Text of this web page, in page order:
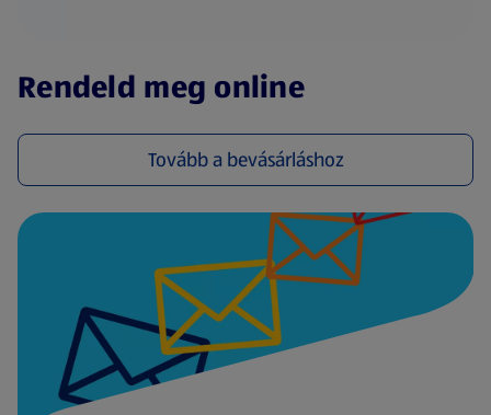
Rendeld meg online
Tovább a bevásárláshoz
(új oldalon nyílik meg)